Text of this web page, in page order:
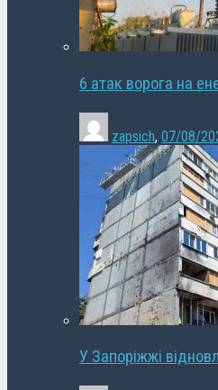
6 атак ворога на
zapsich, 07/08/
У Запоріжжі